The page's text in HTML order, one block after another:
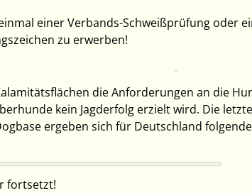
einer Verbands-Schweißprüfung oder
zu erwerben!
die Anforderungen an die
kein Jagderfolg erzielt wird. Die
ergeben sich für Deutschland folgende
fortsetzt!